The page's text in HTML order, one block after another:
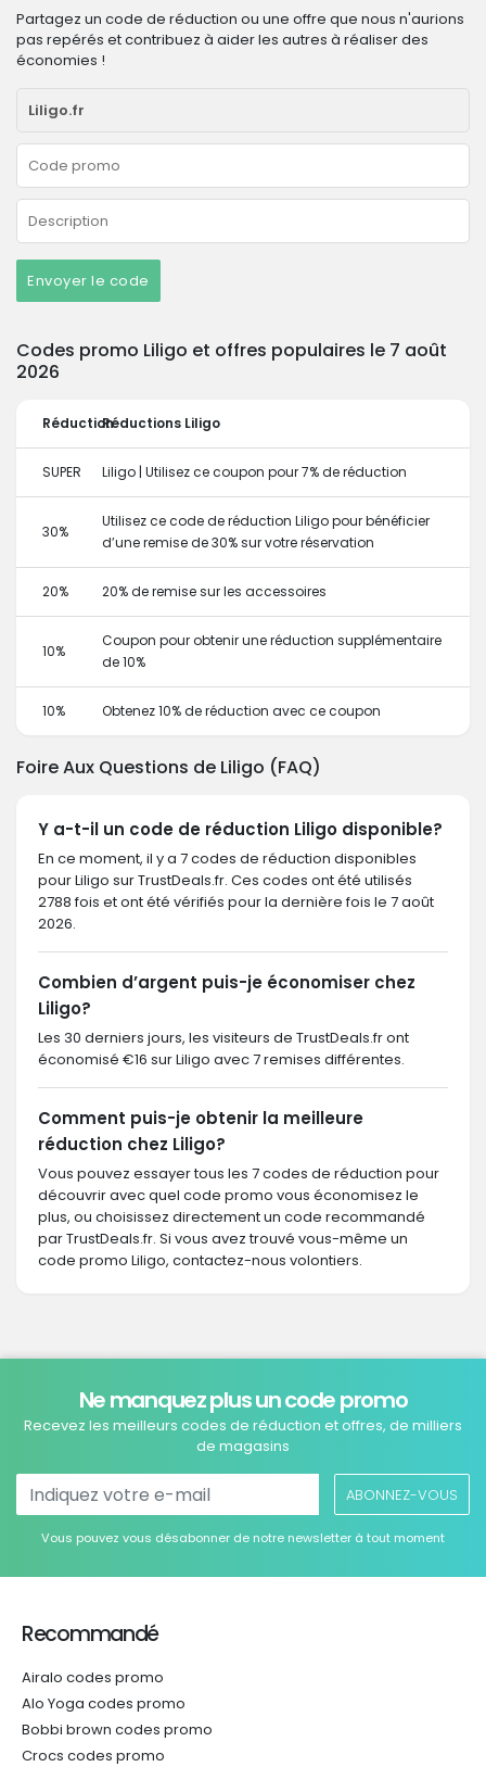
Partagez un code de réduction ou une offre que nous n'aurions
pas repérés et contribuez à aider les autres à réaliser des
économies !
Envoyer le code
Codes promo Liligo et offres populaires le 7 août
2026
RéductionRéductions Liligo
SUPER Liligo | Utilisez ce coupon pour 7% de réduction
30%
Utilisez ce code de réduction Liligo pour bénéficier
d’une remise de 30% sur votre réservation
20% 20% de remise sur les accessoires
10%
Coupon pour obtenir une réduction supplémentaire
de 10%
10% Obtenez 10% de réduction avec ce coupon
Foire Aux Questions de Liligo (FAQ)
Y a-t-il un code de réduction Liligo disponible?
En ce moment, il y a 7 codes de réduction disponibles
pour Liligo sur TrustDeals.fr. Ces codes ont été utilisés
2788 fois et ont été vérifiés pour la dernière fois le 7 août
2026.
Combien d’argent puis-je économiser chez
Liligo?
Les 30 derniers jours, les visiteurs de TrustDeals.fr ont
économisé €16 sur Liligo avec 7 remises différentes.
Comment puis-je obtenir la meilleure
réduction chez Liligo?
Vous pouvez essayer tous les 7 codes de réduction pour
découvrir avec quel code promo vous économisez le
plus, ou choisissez directement un code recommandé
par TrustDeals.fr. Si vous avez trouvé vous-même un
code promo Liligo, contactez-nous volontiers.
Ne manquez plus un code promo
Recevez les meilleurs codes de réduction et offres, de milliers
de magasins
ABONNEZ-VOUS
Vous pouvez vous désabonner de notre newsletter à tout moment
Recommandé
Airalo codes promo
Alo Yoga codes promo
Bobbi brown codes promo
Crocs codes promo